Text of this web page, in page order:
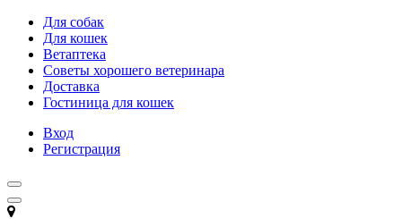
Для собак
Для кошек
Ветаптека
Советы хорошего ветеринара
Доставка
Гостиница для кошек
Вход
Регистрация